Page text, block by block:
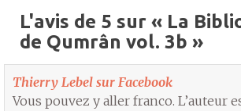
L'avis de 5 sur « La
de Qumrân vol. 3b »
Thierry Lebel sur Facebook
Vous pouvez y aller franco. L’auteur